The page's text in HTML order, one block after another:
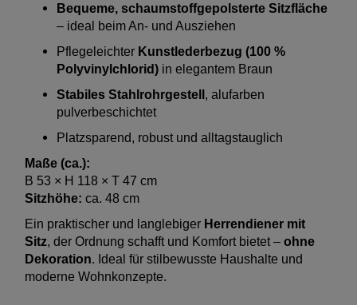
Bequeme, schaumstoffgepolsterte Sitzfläche
– ideal beim An- und Ausziehen
Pflegeleichter Kunstlederbezug (100 %
Polyvinylchlorid) in elegantem Braun
Stabiles Stahlrohrgestell , alufarben
pulverbeschichtet
Platzsparend, robust und alltagstauglich
Maße (ca.):
B 53 × H 118 × T 47 cm
Sitzhöhe: ca. 48 cm
Ein praktischer und langlebiger Herrendiener mit
Sitz, der Ordnung schafft und Komfort bietet – ohne
Dekoration. Ideal für stilbewusste Haushalte und
moderne Wohnkonzepte.